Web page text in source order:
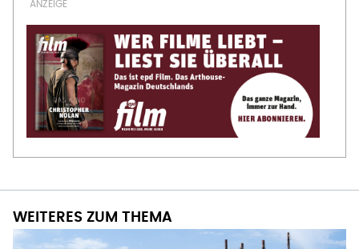
WEITERES ZUM THEMA